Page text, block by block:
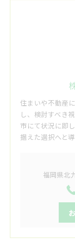
住まいや不動産
し、検討すべき
市にて状況に即
据えた選択へと
福岡県北